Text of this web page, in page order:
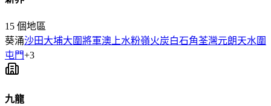
15 個地區
葵涌沙田大埔大圍將軍澳 上水粉嶺火炭白石角荃灣元朗天水圍
屯門+3
九龍